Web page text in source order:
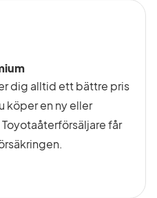
dig alltid ett bättre pris
köper en ny eller
får